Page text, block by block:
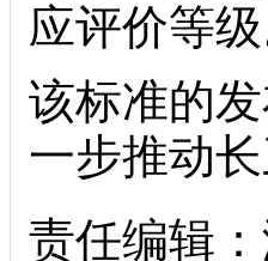
应评价等级
该标准的
一步推动
责任编辑